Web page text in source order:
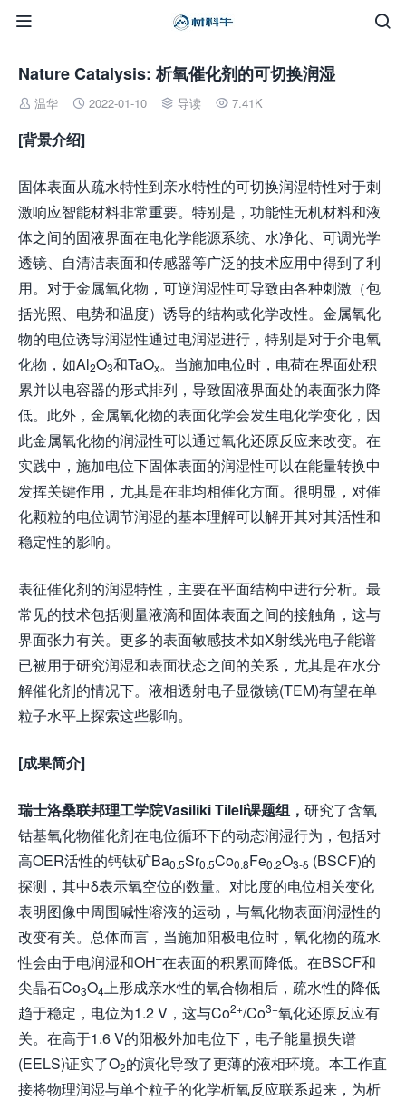


Nature Catalysis: 析氧催化剂的可切换润湿
 温华  2022-01-10  导读  7.41K
[背景介绍]
固体表面从疏水特性到亲水特性的可切换润湿特性对于刺
激响应智能材料非常重要。特别是，功能性无机材料和液
体之间的固液界面在电化学能源系统、水净化、可调光学
透镜、自清洁表面和传感器等广泛的技术应用中得到了利
用。对于金属氧化物，可逆润湿性可导致由各种刺激（包
括光照、电势和温度）诱导的结构或化学改性。金属氧化
物的电位诱导润湿性通过电润湿进行，特别是对于介电氧
化物，如Al2O3和TaOx。当施加电位时，电荷在界面处积
累并以电容器的形式排列，导致固液界面处的表面张力降
低。此外，金属氧化物的表面化学会发生电化学变化，因
此金属氧化物的润湿性可以通过氧化还原反应来改变。在
实践中，施加电位下固体表面的润湿性可以在能量转换中
发挥关键作用，尤其是在非均相催化方面。很明显，对催
化颗粒的电位调节润湿的基本理解可以解开其对其活性和
稳定性的影响。
表征催化剂的润湿特性，主要在平面结构中进行分析。最
常见的技术包括测量液滴和固体表面之间的接触角，这与
界面张力有关。更多的表面敏感技术如X射线光电子能谱
已被用于研究润湿和表面状态之间的关系，尤其是在水分
解催化剂的情况下。液相透射电子显微镜(TEM)有望在单
粒子水平上探索这些影响。
[成果简介]
瑞士洛桑联邦理工学院Vasiliki Tileli课题组， 研究了含氧
钴基氧化物催化剂在电位循环下的动态润湿行为，包括对
高OER活性的钙钛矿Ba0.5Sr0.5Co0.8Fe0.2O3-δ (BSCF)的
探测，其中δ表示氧空位的数量。对比度的电位相关变化
表明图像中周围碱性溶液的运动，与氧化物表面润湿性的
改变有关。总体而言，当施加阳极电位时，氧化物的疏水
性会由于电润湿和OH–在表面的积累而降低。在BSCF和
尖晶石Co3O4上形成亲水性的氧合物相后，疏水性的降低
趋于稳定，电位为1.2 V，这与Co2+/Co3+氧化还原反应有
关。在高于1.6 V的阳极外加电位下，电子能量损失谱
(EELS)证实了O2的演化导致了更薄的液相环境。本工作直
接将物理润湿与单个粒子的化学析氧反应联系起来，为析